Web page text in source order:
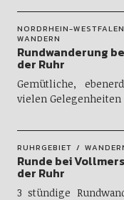
NORDRHEIN-WESTFALEN
WANDERN
Rundwanderung
der Ruhr
Gemütliche,
vielen
RUHRGEBIET
Runde bei
der Ruhr
3 stündige